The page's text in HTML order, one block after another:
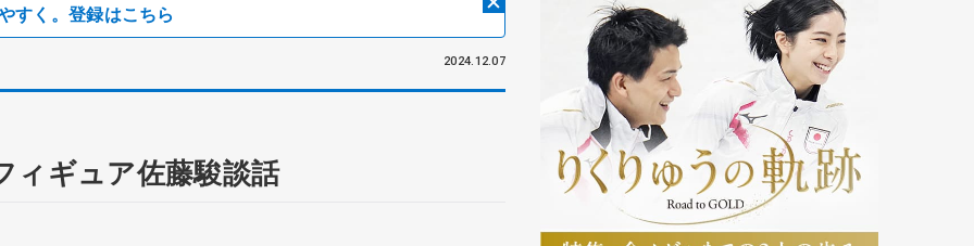
すく。登録はこちら
2024.12.07
ギュア佐藤駿談話